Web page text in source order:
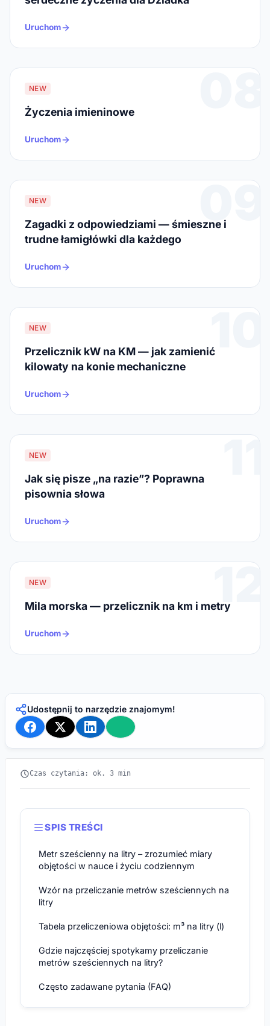
Uruchom
08
NEW
Życzenia imieninowe
Uruchom
09
NEW
Zagadki z odpowiedziami — śmieszne i
trudne łamigłówki dla każdego
Uruchom
10
NEW
Przelicznik kW na KM — jak zamienić
kilowaty na konie mechaniczne
Uruchom
NEW
Jak się pisze „na razie”? Poprawna
pisownia słowa
Uruchom
12
NEW
Mila morska — przelicznik na km i metry
Uruchom
Udostępnij to narzędzie znajomym!
Czas czytania: ok. 3 min
SPIS TREŚCI
Metr sześcienny na litry – zrozumieć miary
objętości w nauce i życiu codziennym
Wzór na przeliczanie metrów sześciennych na
litry
Tabela przeliczeniowa objętości: m³ na litry (l)
Gdzie najczęściej spotykamy przeliczanie
metrów sześciennych na litry?
Często zadawane pytania (FAQ)